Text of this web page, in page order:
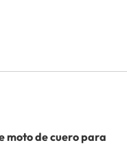
moto de cuero para